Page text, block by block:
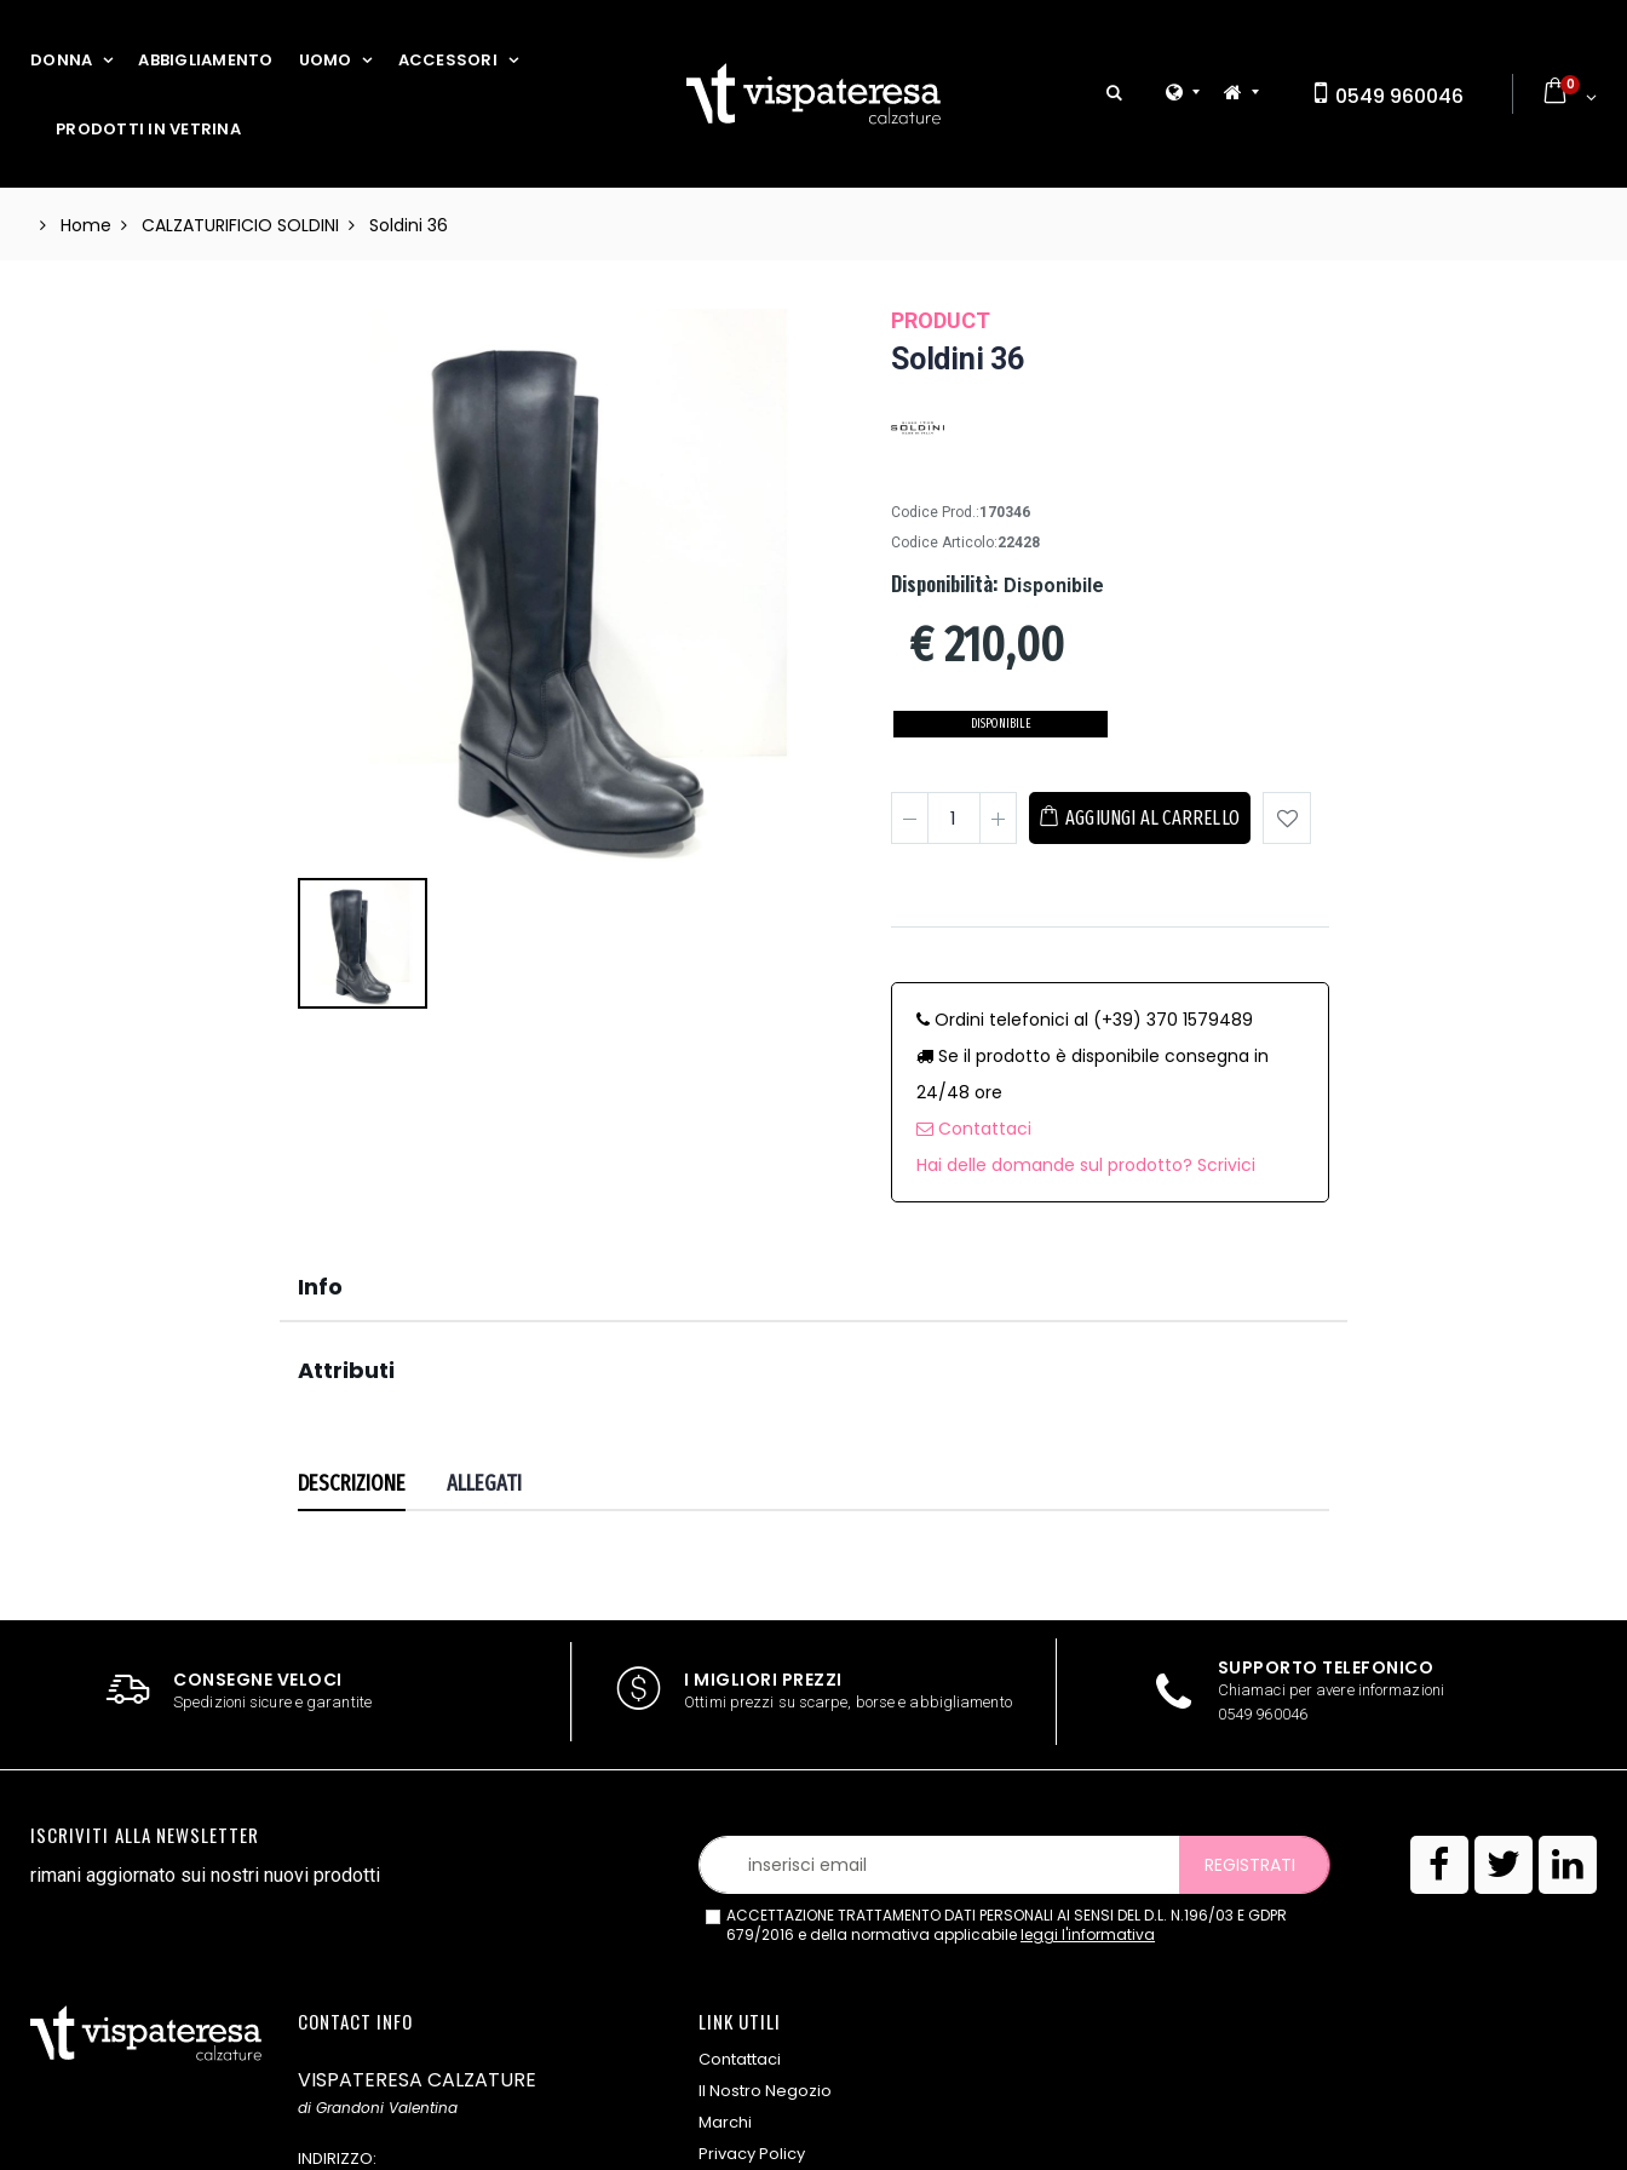
DONNA ABBIGLIAMENTO UOMO ACCESSORI
PRODOTTI IN VETRINA
0549 960046 0
Home CALZATURIFICIO SOLDINI Soldini 36
PRODUCT
Soldini 36
Codice Prod.:170346
Codice Articolo:22428
Disponibilità: Disponibile
€210,00
DISPONIBILE
AGGIUNGI AL CARRELLO
Ordini telefonici al (+39) 370 1579489
Se il prodotto è disponibile consegna in
24/48 ore
Contattaci
Hai delle domande sul prodotto? Scrivici
Info
Attributi
DESCRIZIONE ALLEGATI
CONSEGNE VELOCI
Spedizioni sicure e garantite
I MIGLIORI PREZZI
Ottimi prezzi su scarpe, borse e abbigliamento
SUPPORTO TELEFONICO
Chiamaci per avere informazioni
0549 960046
ISCRIVITI ALLA NEWSLETTER
rimani aggiornato sui nostri nuovi prodotti REGISTRATI
ACCETTAZIONE TRATTAMENTO DATI PERSONALI AI SENSI DEL D.L. N.196/03 E GDPR
679/2016 e della normativa applicabileleggi l'informativa
CONTACT INFO
VISPATERESA CALZATURE
di Grandoni Valentina
INDIRIZZO:
LINK UTILI
Contattaci
Il Nostro Negozio
Marchi
Privacy Policy